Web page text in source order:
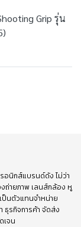
Grip รุ่น
อนิกส์แบรนด์ดัง ไม่ว่า
ถ่ายภาพ เลนส์กล้อง หู
ป็นตัวแทนจำหน่าย
ธุรกิจการค้า จัดส่ง
เจน